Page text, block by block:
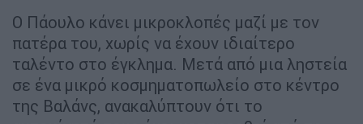
Ο Πάουλο κάνει μικροκλοπές μαζί με τον
πατέρα του, χωρίς να έχουν ιδιαίτερο
ταλέντο στο έγκλημα. Μετά από μια ληστεία
σε ένα μικρό κοσμηματοπωλείο στο κέντρο
της Βαλάνς, ανακαλύπτουν ότι το